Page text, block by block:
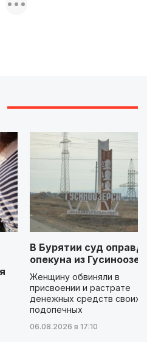
В Бурятии суд
опекуна из
Женщину обвиняли в
присвоении и растрате
денежных средств своих
подопечных
06.08.2026 в 17:10